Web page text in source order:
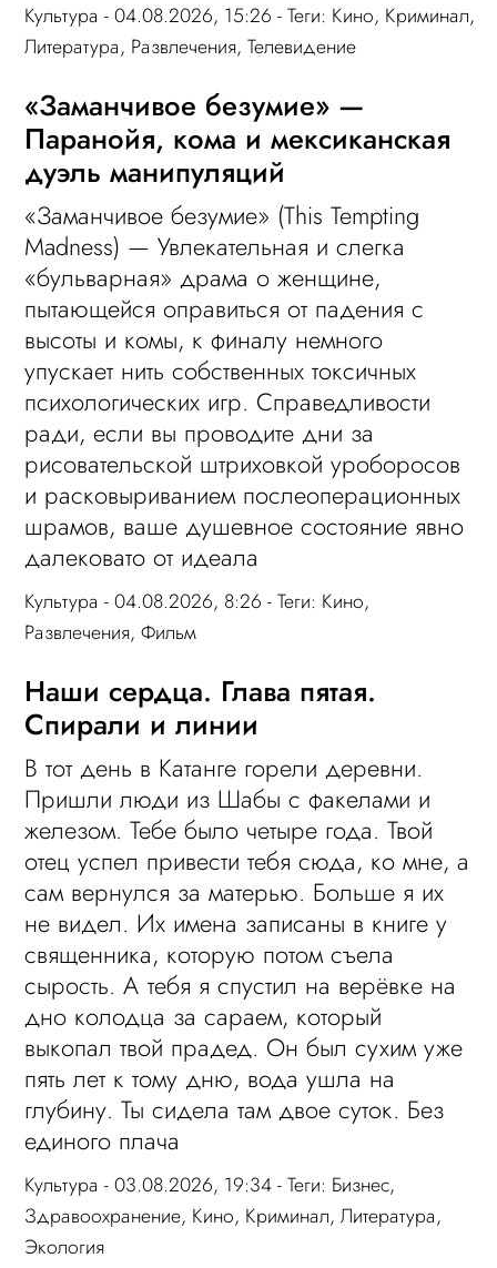
Культура - 04.08.2026, 15:26 - Теги: Кино, Криминал,
Литература, Развлечения,Телевидение
«Заманчивое безумие» —
Паранойя, кома и мексиканская
дуэль манипуляций
«Заманчивое безумие» (This Tempting
Madness) — Увлекательная и слегка
«бульварная» драма о женщине,
пытающейся оправиться от падения с
высоты и комы, к финалу немного
упускает нить собственных токсичных
психологических игр. Справедливости
ради, если вы проводите дни за
рисовательской штриховкой уроборосов
и расковыриванием послеоперационных
шрамов, ваше душевное состояние явно
далековато от идеала
Культура - 04.08.2026, 8:26 - Теги: Кино,
Развлечения,Фильм
Наши сердца. Глава пятая.
Спирали и линии
В тот день в Катанге горели деревни.
Пришли люди из Шабы с факелами и
железом. Тебе было четыре года. Твой
отец успел привести тебя сюда, ко мне, а
сам вернулся за матерью. Больше я их
не видел. Их имена записаны в книге у
священника, которую потом съела
сырость. А тебя я спустил на верёвке на
дно колодца за сараем, который
выкопал твой прадед. Он был сухим уже
пять лет к тому дню, вода ушла на
глубину. Ты сидела там двое суток. Без
единого плача
Культура - 03.08.2026, 19:34 - Теги: Бизнес,
Здравоохранение, Кино, Криминал,Литература,
Экология